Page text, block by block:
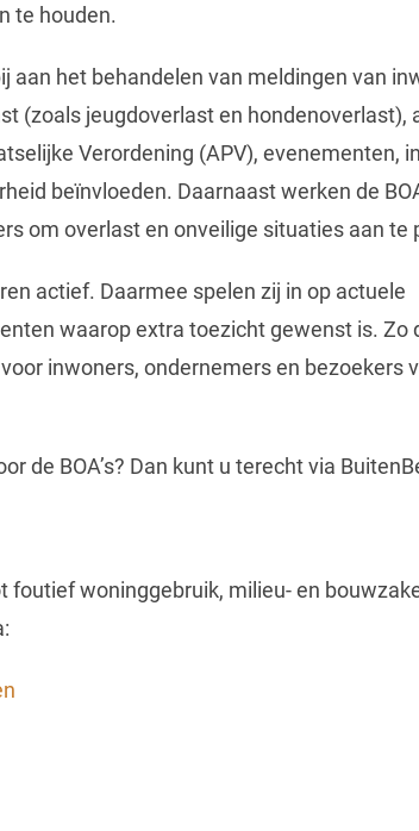
te houden.
aan het behandelen van meldingen van
(zoals jeugdoverlast en hondenoverlast),
Verordening (APV), evenementen,
beïnvloeden. Daarnaast werken de
om overlast en onveilige situaties aan te
actief. Daarmee spelen zij in op actuele
waarop extra toezicht gewenst is. Zo
inwoners, ondernemers en bezoekers
de BOA’s? Dan kunt u terecht via
foutief woninggebruik, milieu- en